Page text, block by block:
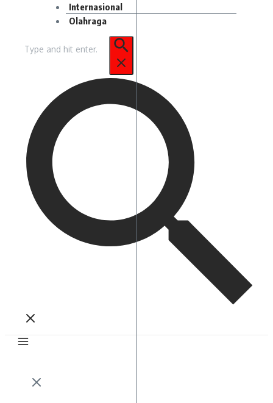
Internasional
Olahraga
untuk: